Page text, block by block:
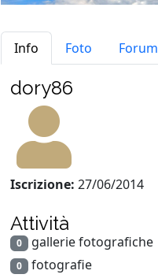
Info Foto Forum
dory86
Iscrizione: 27/06/2014
Attività
0 gallerie fotografiche
0 fotografie